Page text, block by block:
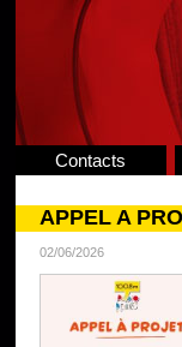
Contacts
APPEL A
02/06/2026